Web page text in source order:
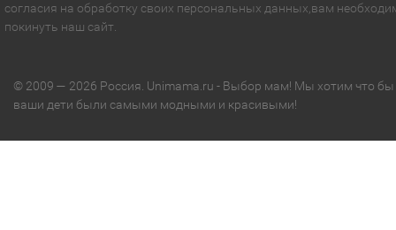
согласия на обработку своих персональных данных,вам
покинуть наш сайт.
© 2009 — 2026 Россия. Unimama.ru - Выбор мам! Мы хотим что бы
ваши дети были самыми модными и красивыми!